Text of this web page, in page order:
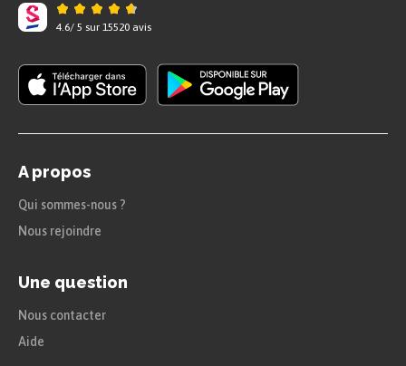
4.6/ 5 sur 15520 avis
A propos
Qui sommes-nous ?
Nous rejoindre
Une question
Nous contacter
Aide